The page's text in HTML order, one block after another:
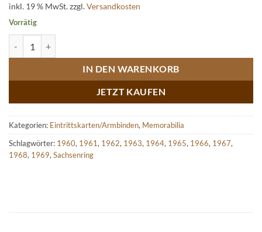
inkl. 19 % MwSt.zzgl.Versandkosten
Vorrätig
IN DEN WARENKORB
JETZT KAUFEN
Kategorien: Eintrittskarten/Armbinden, Memorabilia
Schlagwörter: 1960, 1961, 1962, 1963, 1964, 1965, 1966, 1967,
1968, 1969, Sachsenring